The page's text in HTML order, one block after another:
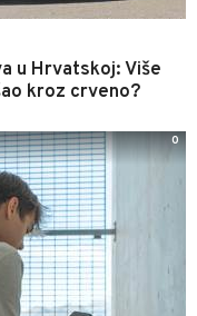
u Hrvatskoj: Više
kroz crveno?
0